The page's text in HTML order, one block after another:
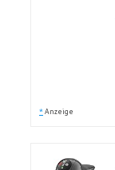
* Anzeige